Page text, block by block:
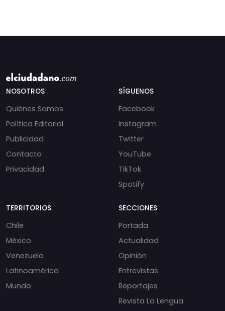
NOSOTROS
Quiénes Somos
Política Editorial
Publicidad
Contacto
Privacidad
SÍGUENOS
Facebook
Instagram
Twitter
YouTube
TikTok
Spotify
TERRITORIOS
Chile
México
Venezuela
Latinoamérica
Mundo
SECCIONES
Portada
Actualidad
Opinión
Entrevistas
Reportajes
Revista La Lengua